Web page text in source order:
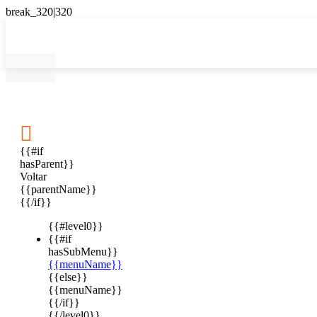

{{#if
hasParent}}
Voltar
{{parentName}}
{{/if}}
{{#level0}}
{{#if
hasSubMenu}}
{{menuName}}
{{else}}
{{menuName}}
{{/if}}